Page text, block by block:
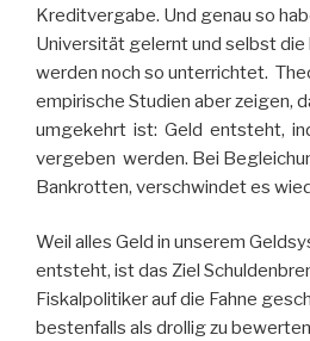
Kreditvergabe. Und genau so
Universität gelernt und selbst
werden noch so unterrichtet.
empirische Studien aber zeigen,
umgekehrt ist: Geld entsteht,
vergeben werden. Bei
Bankrotten, verschwindet es
Weil alles Geld in unserem
entsteht, ist das Ziel
Fiskalpolitiker auf die Fahne
bestenfalls als drollig zu